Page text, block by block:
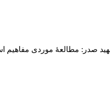
صدر: مطالعۀ‌ موردی مفاهیم